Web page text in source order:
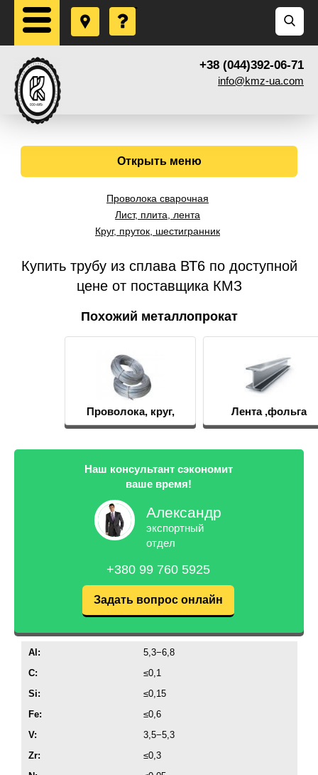
+38 (044)392-06-71
info@kmz-ua.com
Открыть меню
Проволока сварочная
Лист, плита, лента
Круг, пруток, шестигранник
Купить трубу из сплава ВТ6 по доступной
цене от поставщика КМЗ
Похожий металлопрокат
Проволока, круг,
пруток
Лента ,фольга
Наш консультант сэкономит
ваше время!
Александр
экспортный
отдел
+380 99 760 5925
Задать вопрос онлайн
Al:
5,3−6,8
C:
≤0,1
Si:
≤0,15
Fe:
≤0,6
V:
3,5−5,3
Zr:
≤0,3